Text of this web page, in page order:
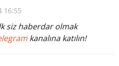
16:55
siz haberdar olmak
kanalına katılın!